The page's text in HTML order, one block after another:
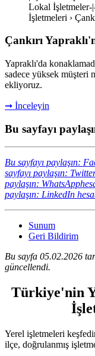
Lokal İşletmeler-
İşletmeleri ›
Çankırı
Yapraklı'da
sadece yüksek müşteri
ekliyoruz.
➞ İnceleyin
Bu sayfayı
Bu sayfayı paylaşın:
sayfayı paylaşın:
paylaşın:
paylaşın: LinkedIn
Sunum
Geri Bildirim
Bu sayfa 05.02.2026
güncellendi.
Türkiye'nin
Yerel işletmeleri
ilçe, doğrulanmış